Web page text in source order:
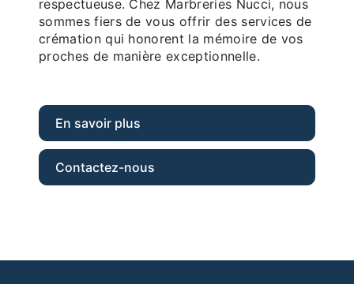
respectueuse. Chez Marbreries Nucci, nous
sommes fiers de vous offrir des services de
crémation qui honorent la mémoire de vos
proches de manière exceptionnelle.
En savoir plus
Contactez-nous